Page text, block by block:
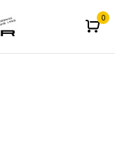
0